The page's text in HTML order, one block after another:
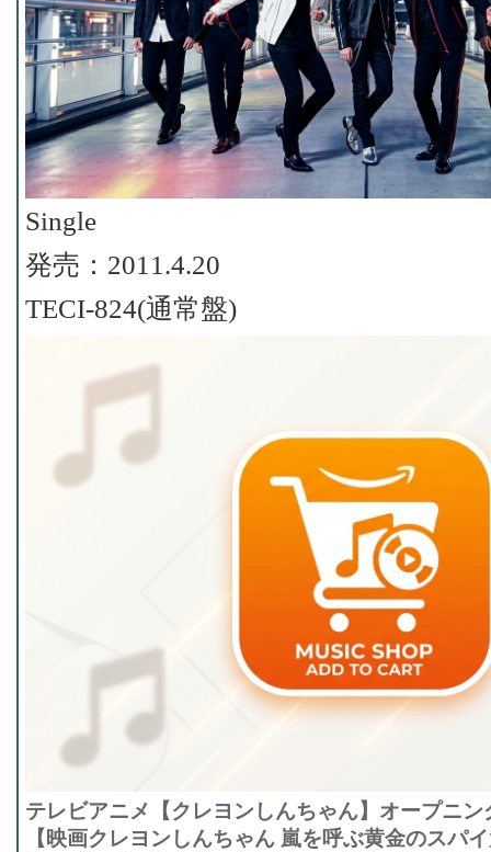
Single
発売：2011.4.20
TECI-824(通常盤)
テレビアニメ【クレヨンしんちゃん】オープニ
【映画クレヨンしんちゃん 嵐を呼ぶ黄金のスパ